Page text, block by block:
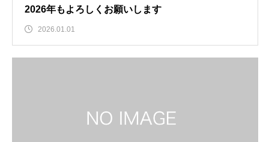
2026年もよろしくお願いします
2026.01.01